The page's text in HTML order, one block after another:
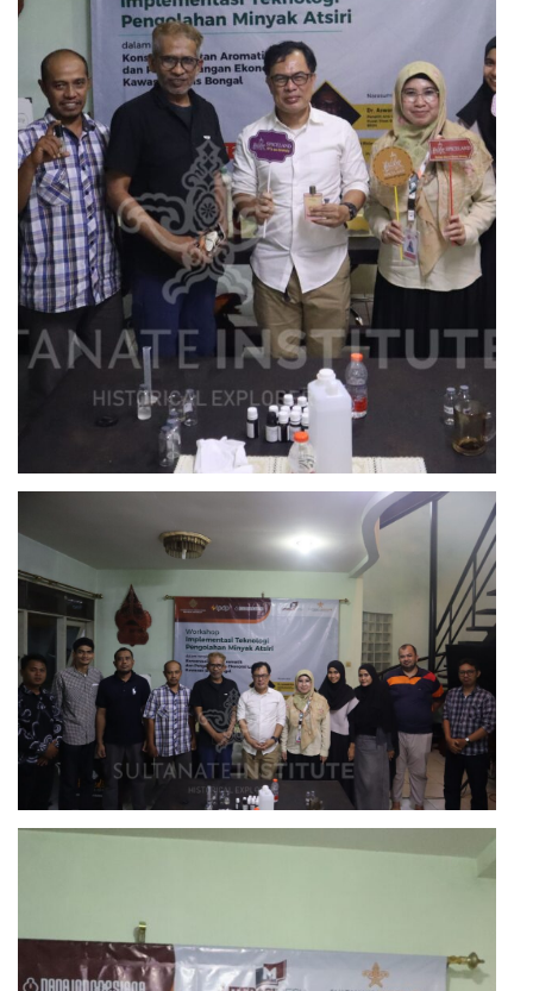
Workshop Implementasi Teknologi Pengolahan
Minyak Atsiri
Workshop Implementasi Teknologi Pengolahan
Workshop Implementasi Teknologi Pengolahan
Minyak Atsiri